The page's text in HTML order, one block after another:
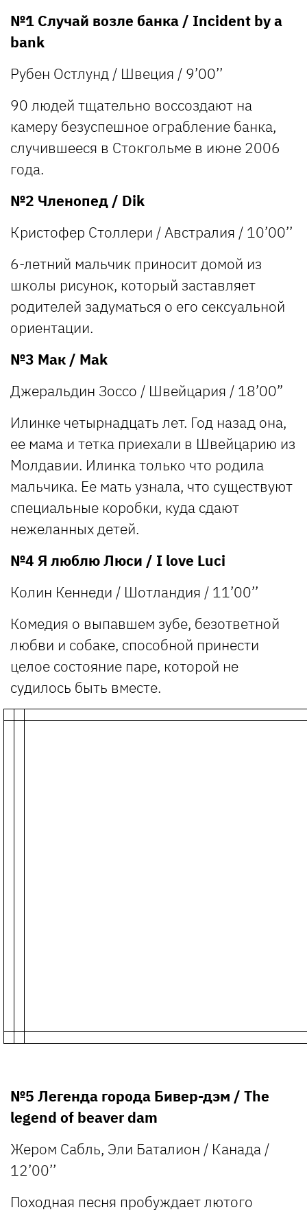
№1 Случай возле банка / Incident by a
bank
Рубен Остлунд / Швеция / 9’00’’
90 людей тщательно воссоздают на
камеру безуспешное ограбление банка,
случившееся в Стокгольме в июне 2006
года.
№2 Членопед / Dik
Кристофер Столлери / Австралия / 10’00’’
6-летний мальчик приносит домой из
школы рисунок, который заставляет
родителей задуматься о его сексуальной
ориентации.
№3 Мак / Mak
Джеральдин Зоссо / Швейцария / 18’00”
Илинке четырнадцать лет. Год назад она,
ее мама и тетка приехали в Швейцарию из
Молдавии. Илинка только что родила
мальчика. Ее мать узнала, что существуют
специальные коробки, куда сдают
нежеланных детей.
№4 Я люблю Люси / I love Luci
Колин Кеннеди / Шотландия / 11’00’’
Комедия о выпавшем зубе, безответной
любви и собаке, способной принести
целое состояние паре, которой не
судилось быть вместе.
№5 Легенда города Бивер-дэм / The
legend of beaver dam
Жером Сабль, Эли Баталион / Канада /
12’00’’
Походная песня пробуждает лютого